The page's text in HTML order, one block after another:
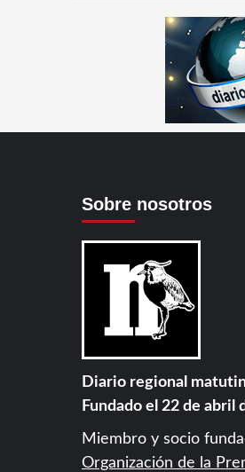
Sobre nosotros
Diario regional
Fundado el 22 de abril
Miembro y socio
Organización de la